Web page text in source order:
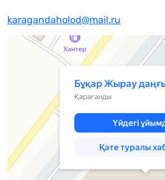
karagandaholod@mail.ru
Караганда
Проспект Бухар Жырау, 81/1 — Яндекс Карты